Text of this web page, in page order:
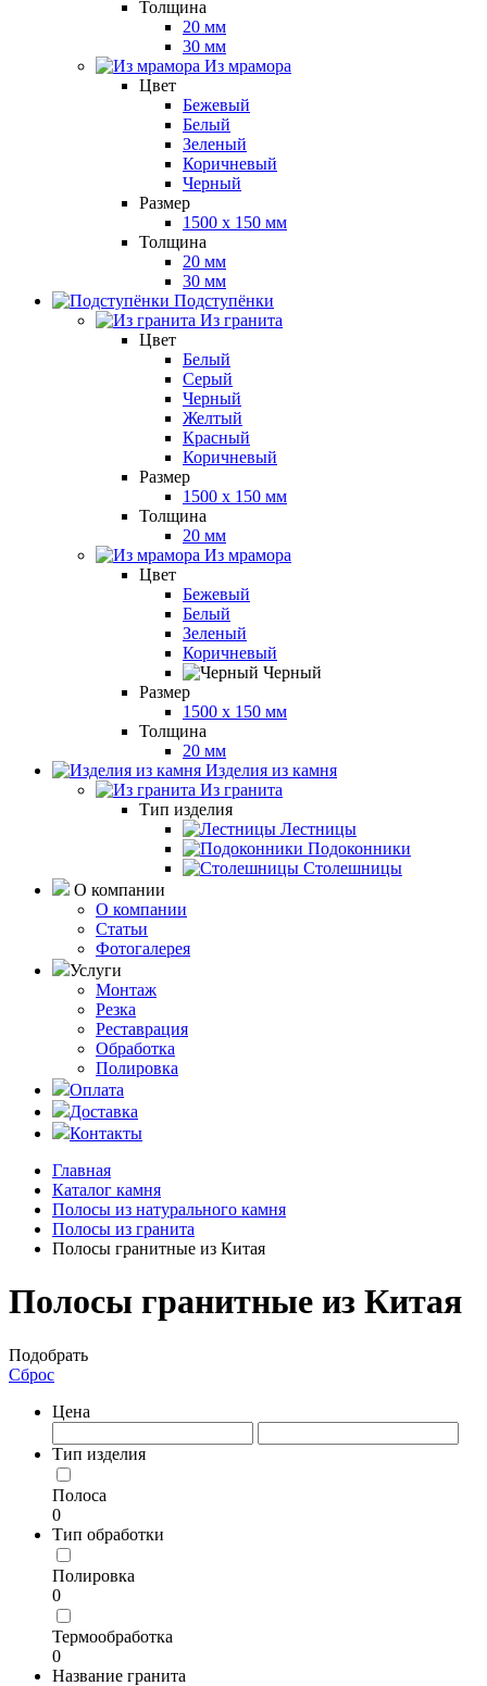
Толщина
20 мм
30 мм
Из мрамора
Цвет
Бежевый
Белый
Зеленый
Коричневый
Черный
Размер
1500 x 150 мм
Толщина
20 мм
30 мм
Подступёнки
Из гранита
Цвет
Белый
Серый
Черный
Желтый
Красный
Коричневый
Размер
1500 x 150 мм
Толщина
20 мм
Из мрамора
Цвет
Бежевый
Белый
Зеленый
Коричневый
Черный
Размер
1500 x 150 мм
Толщина
20 мм
Изделия из камня
Из гранита
Тип изделия
Лестницы
Подоконники
Столешницы
О компании
О компании
Статьи
Фотогалерея
Услуги
Монтаж
Резка
Реставрация
Обработка
Полировка
Оплата
Доставка
Контакты
Главная
Каталог камня
Полосы из натурального камня
Полосы из гранита
Полосы гранитные из Китая
Полосы гранитные из Китая
Подобрать
Сброс
Цена
Тип изделия
Полоса
0
Тип обработки
Полировка
0
Термообработка
0
Название гранита